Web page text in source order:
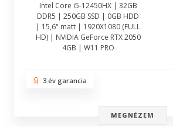
Intel Core i5-12450HX | 32GB
DDR5 | 250GB SSD | 0GB HDD
| 15,6" matt | 1920X1080 (FULL
HD) | NVIDIA GeForce RTX 2050
4GB | W11 PRO
3 év garancia
MEGNÉZEM